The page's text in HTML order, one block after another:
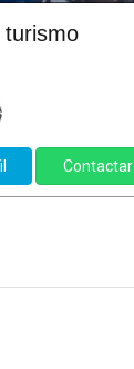
turismo
Contactar